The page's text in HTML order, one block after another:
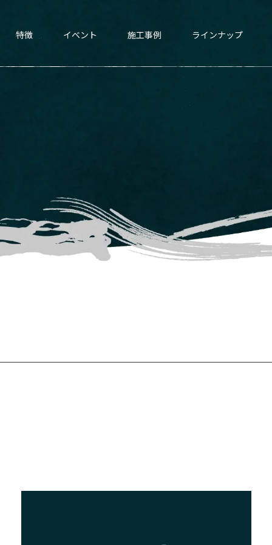
特徴 イベント 施工事例 ラインナップ